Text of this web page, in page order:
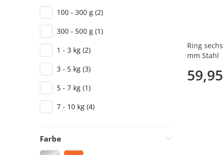
100 - 300 g (2)
300 - 500 g (1)
1 - 3 kg (2)
3 - 5 kg (3)
5 - 7 kg (1)
7 - 10 kg (4)
Farbе
Ring
mm Stahl
59,95